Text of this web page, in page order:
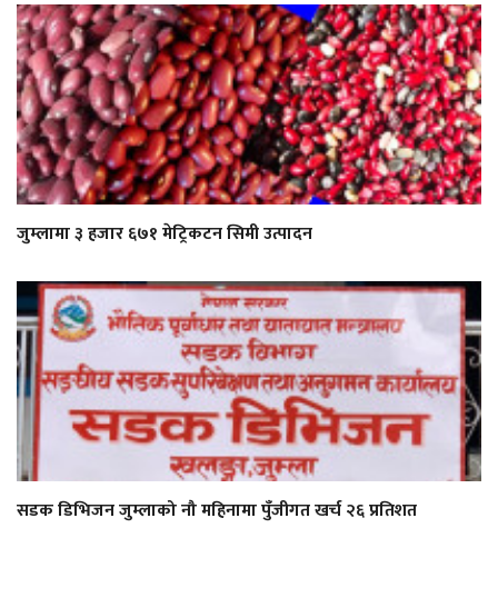
जुम्लामा ३ हजार ६७१ मेट्रिकटन सिमी उत्पादन
सडक डिभिजन जुम्लाको नौ महिनामा पुँजीगत खर्च २६ प्रतिशत